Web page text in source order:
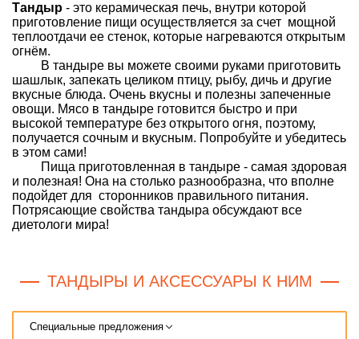
Тандыр - это керамическая печь, внутри которой
приготовление пищи осуществляется за счет мощной
теплоотдачи ее стенок, которые нагреваются открытым
огнём.
В тандыре вы можете своими руками приготовить
шашлык, запекать целиком птицу, рыбу, дичь и другие
вкусные блюда. Очень вкусны и полезны запеченные
овощи. Мясо в тандыре готовится быстро и при
высокой температуре без открытого огня, поэтому,
получается сочным и вкусным. Попробуйте и убедитесь
в этом сами!
Пища приготовленная в тандыре - самая здоровая
и полезная! Она на столько разнообразна, что вполне
подойдет для сторонников правильного питания.
Потрясающие свойства тандыра обсуждают все
диетологи мира!
ТАНДЫРЫ И АКСЕССУАРЫ К НИМ
Специальные предложения